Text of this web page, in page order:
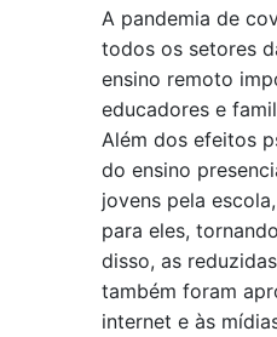
A pandemia de
todos os setores
ensino remoto
educadores e
Além dos efeitos
do ensino
jovens pela
para eles,
disso, as
também foram
internet e às